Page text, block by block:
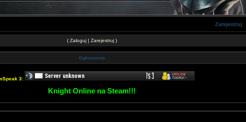
Zarejestruj
( Zaloguj| Zarejestruj)
Ogłoszenie
3:
Knight Online na Steam!!!